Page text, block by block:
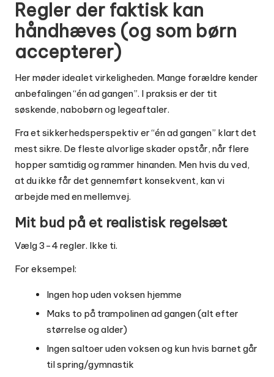
Regler der faktisk kan
håndhæves (og som børn
accepterer)
Her møder idealet virkeligheden. Mange forældre kender
anbefalingen “én ad gangen”. I praksis er der tit
søskende, nabobørn og legeaftaler.
Fra et sikkerhedsperspektiv er “én ad gangen” klart det
mest sikre. De fleste alvorlige skader opstår, når flere
hopper samtidig og rammer hinanden. Men hvis du ved,
at du ikke får det gennemført konsekvent, kan vi
arbejde med en mellemvej.
Mit bud på et realistisk regelsæt
Vælg 3-4 regler. Ikke ti.
For eksempel:
Ingen hop uden voksen hjemme
Maks to på trampolinen ad gangen (alt efter
størrelse og alder)
Ingen saltoer uden voksen og kun hvis barnet går
til spring/gymnastik